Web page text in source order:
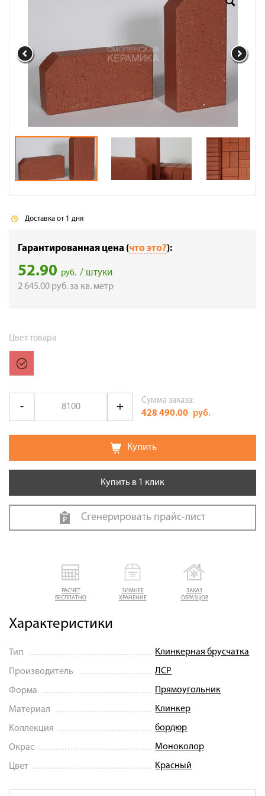
Галерея объектов
Контакты
РАСЧЕТ
БЕСПЛАТНО
ЗИМНЕЕ
ХРАНЕНИЕ
ЗАКАЗ
ОБРАЗЦОВ
Характеристики
Тип Клинкерная брусчатка
Производитель ЛСР
Форма Прямоугольник
Материал Клинкер
Коллекция бордюр
Окрас Моноколор
Цвет Красный
Доставка от 1 дня
Гарантированная цена (что это?):
52.90 руб. / штуки
2 645.00 руб.за кв. метр
Цвет товара
Сумма заказа:
428 490.00 руб.
Купить
Купить в 1 клик
Сгенерировать прайс-лист